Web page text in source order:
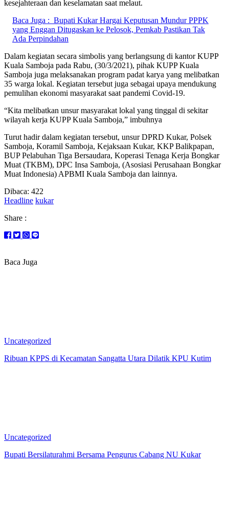
kesejahteraan dan keselamatan saat melaut.
Baca Juga : Bupati Kukar Hargai Keputusan Mundur PPPK
yang Enggan Ditugaskan ke Pelosok, Pemkab Pastikan Tak
Ada Perpindahan
Dalam kegiatan secara simbolis yang berlangsung di kantor KUPP
Kuala Samboja pada Rabu, (30/3/2021), pihak KUPP Kuala
Samboja juga melaksanakan program padat karya yang melibatkan
35 warga lokal. Kegiatan tersebut juga sebagai upaya mendukung
pemulihan ekonomi masyarakat saat pandemi Covid-19.
“Kita melibatkan unsur masyarakat lokal yang tinggal di sekitar
wilayah kerja KUPP Kuala Samboja,” imbuhnya
Turut hadir dalam kegiatan tersebut, unsur DPRD Kukar, Polsek
Samboja, Koramil Samboja, Kejaksaan Kukar, KKP Balikpapan,
BUP Pelabuhan Tiga Bersaudara, Koperasi Tenaga Kerja Bongkar
Muat (TKBM), DPC Insa Samboja, (Asosiasi Perusahaan Bongkar
Muat Indonesia) APBMI Kuala Samboja dan lainnya.
Dibaca: 422
Headline kukar
Share :
Baca Juga
Uncategorized
Ribuan KPPS di Kecamatan Sangatta Utara Dilatik KPU Kutim
Uncategorized
Bupati Bersilaturahmi Bersama Pengurus Cabang NU Kukar